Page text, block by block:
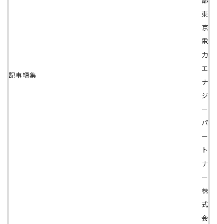
記事編集
東
京
電
力
エ
ナ
ジ
ー
パ
ー
ト
ナ
ー
株
式
会